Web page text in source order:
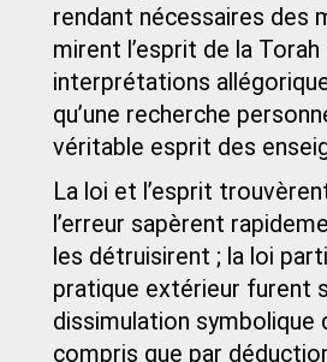
rendant nécessaires des
mirent l’esprit de la
interprétations
qu’une recherche
véritable esprit des
La loi et l’esprit
l’erreur sapèrent
les détruisirent ; la loi
pratique extérieur furent
dissimulation symbolique
compris que par